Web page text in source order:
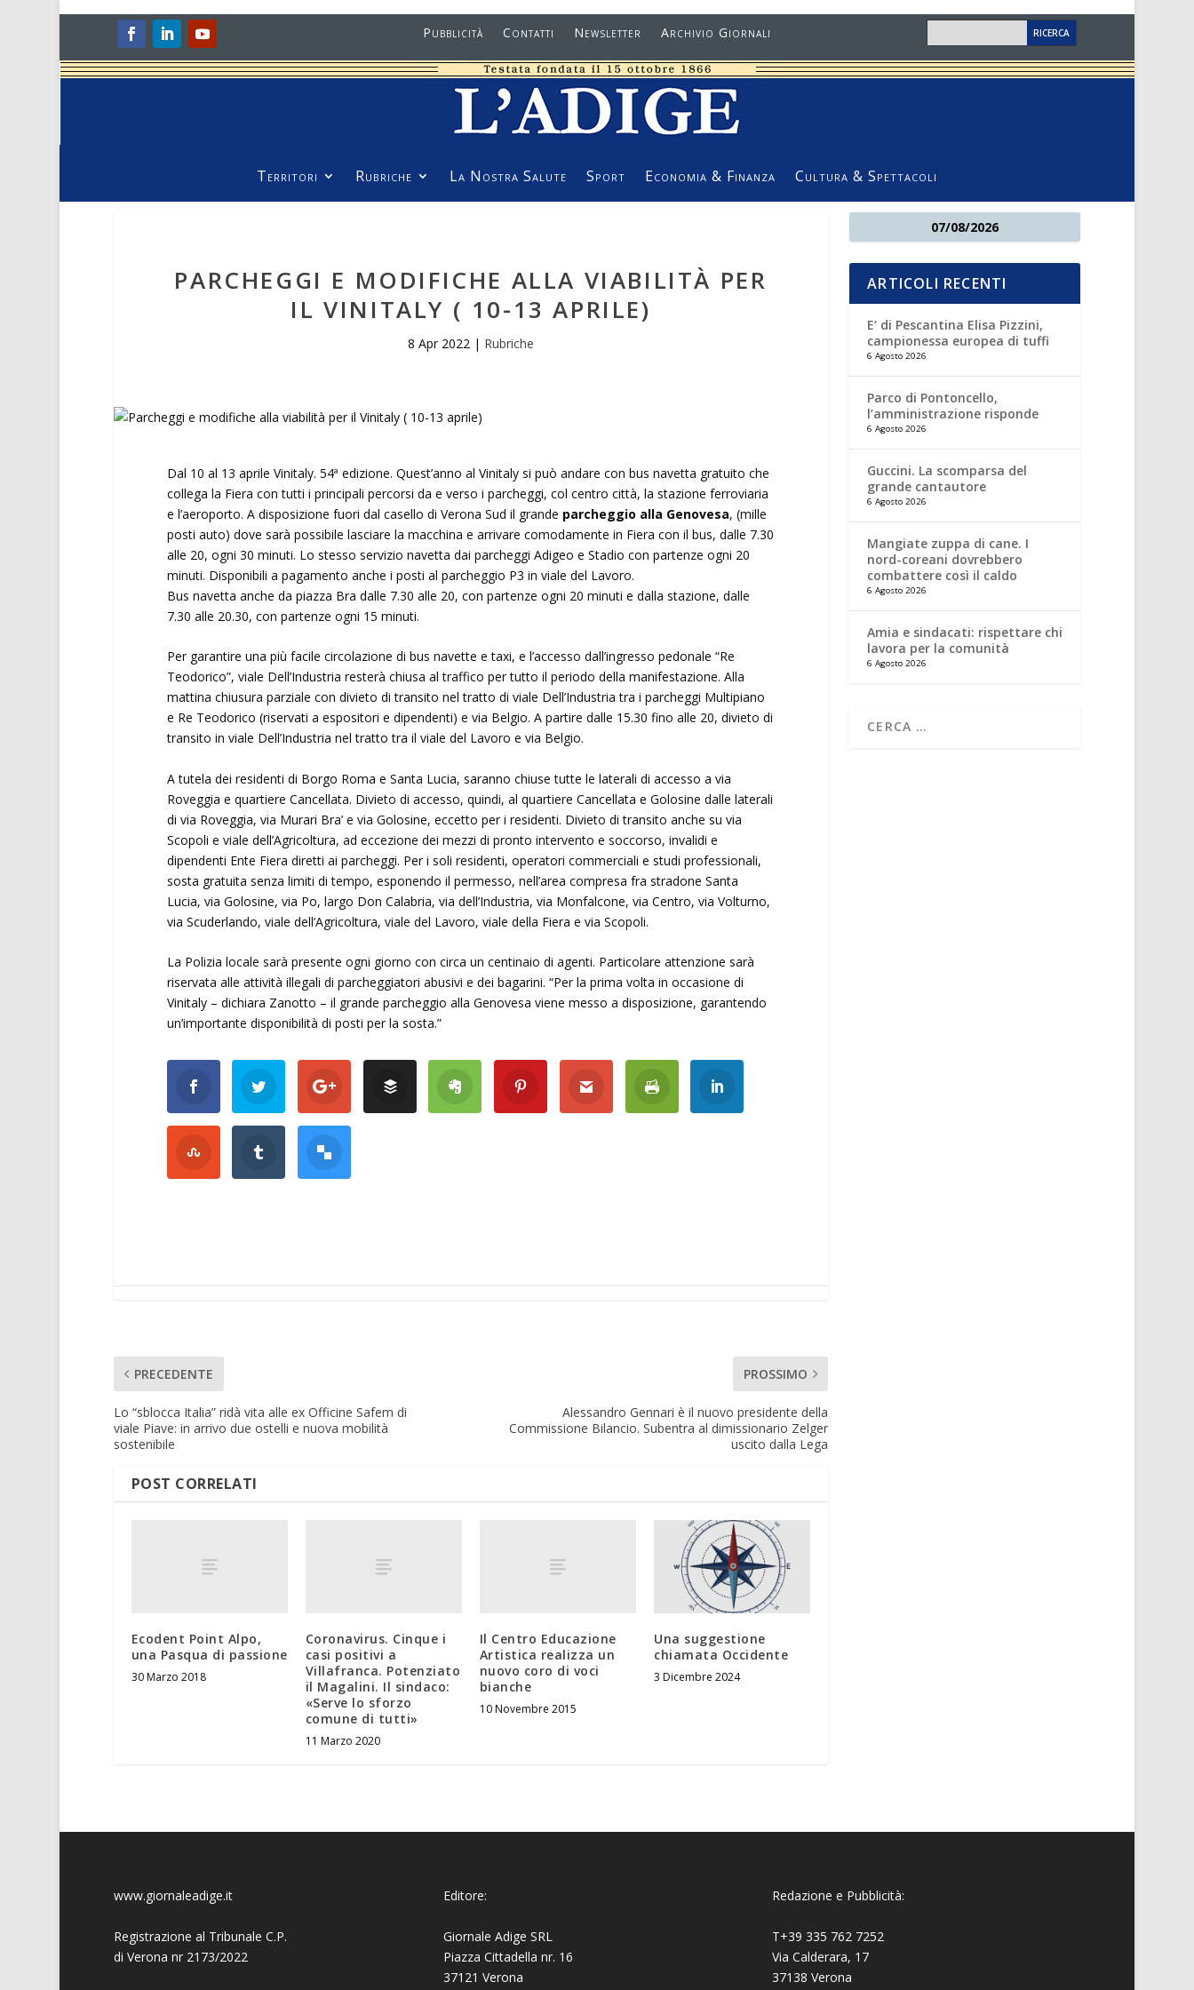
Pubblicità Contatti Newsletter Archivio Giornali
Territori Rubriche La Nostra Salute Sport Economia & Finanza Cultura & Spettacoli
PARCHEGGI E MODIFICHE ALLA VIABILITÀ PER
IL VINITALY ( 10-13 APRILE)
8 Apr 2022| Rubriche
Dal 10 al 13 aprile Vinitaly. 54ª edizione. Quest’anno al Vinitaly si può andare con bus navetta gratuito che
collega la Fiera con tutti i principali percorsi da e verso i parcheggi, col centro città, la stazione ferroviaria
e l’aeroporto. A disposizione fuori dal casello di Verona Sud il grande parcheggio alla Genovesa, (mille
posti auto) dove sarà possibile lasciare la macchina e arrivare comodamente in Fiera con il bus, dalle 7.30
alle 20, ogni 30 minuti. Lo stesso servizio navetta dai parcheggi Adigeo e Stadio con partenze ogni 20
minuti. Disponibili a pagamento anche i posti al parcheggio P3 in viale del Lavoro.
Bus navetta anche da piazza Bra dalle 7.30 alle 20, con partenze ogni 20 minuti e dalla stazione, dalle
7.30 alle 20.30, con partenze ogni 15 minuti.
Per garantire una più facile circolazione di bus navette e taxi, e l’accesso dall’ingresso pedonale “Re
Teodorico”, viale Dell’Industria resterà chiusa al traffico per tutto il periodo della manifestazione. Alla
mattina chiusura parziale con divieto di transito nel tratto di viale Dell’Industria tra i parcheggi Multipiano
e Re Teodorico (riservati a espositori e dipendenti) e via Belgio. A partire dalle 15.30 fino alle 20, divieto di
transito in viale Dell’Industria nel tratto tra il viale del Lavoro e via Belgio.
A tutela dei residenti di Borgo Roma e Santa Lucia, saranno chiuse tutte le laterali di accesso a via
Roveggia e quartiere Cancellata. Divieto di accesso, quindi, al quartiere Cancellata e Golosine dalle laterali
di via Roveggia, via Murari Bra’ e via Golosine, eccetto per i residenti. Divieto di transito anche su via
Scopoli e viale dell’Agricoltura, ad eccezione dei mezzi di pronto intervento e soccorso, invalidi e
dipendenti Ente Fiera diretti ai parcheggi. Per i soli residenti, operatori commerciali e studi professionali,
sosta gratuita senza limiti di tempo, esponendo il permesso, nell’area compresa fra stradone Santa
Lucia, via Golosine, via Po, largo Don Calabria, via dell’Industria, via Monfalcone, via Centro, via Volturno,
via Scuderlando, viale dell’Agricoltura, viale del Lavoro, viale della Fiera e via Scopoli.
La Polizia locale sarà presente ogni giorno con circa un centinaio di agenti. Particolare attenzione sarà
riservata alle attività illegali di parcheggiatori abusivi e dei bagarini. “Per la prima volta in occasione di
Vinitaly – dichiara Zanotto – il grande parcheggio alla Genovesa viene messo a disposizione, garantendo
un’importante disponibilità di posti per la sosta.”
PRECEDENTE
Lo “sblocca Italia” ridà vita alle ex Officine Safem di
viale Piave: in arrivo due ostelli e nuova mobilità
sostenibile
PROSSIMO
Alessandro Gennari è il nuovo presidente della
Commissione Bilancio. Subentra al dimissionario Zelger
uscito dalla Lega
POST CORRELATI
Ecodent Point Alpo,
una Pasqua di passione
30 Marzo 2018
Coronavirus. Cinque i
casi positivi a
Villafranca. Potenziato
il Magalini. Il sindaco:
«Serve lo sforzo
comune di tutti»
11 Marzo 2020
Il Centro Educazione
Artistica realizza un
nuovo coro di voci
bianche
10 Novembre 2015
Una suggestione
chiamata Occidente
3 Dicembre 2024
07/08/2026
ARTICOLI RECENTI
E’ di Pescantina Elisa Pizzini,
campionessa europea di tuffi
6 Agosto 2026
Parco di Pontoncello,
l’amministrazione risponde
6 Agosto 2026
Guccini. La scomparsa del
grande cantautore
6 Agosto 2026
Mangiate zuppa di cane. I
nord-coreani dovrebbero
combattere così il caldo
6 Agosto 2026
Amia e sindacati: rispettare chi
lavora per la comunità
6 Agosto 2026
www.giornaleadige.it
Registrazione al Tribunale C.P.
di Verona nr 2173/2022
Editore:
Giornale Adige SRL
Piazza Cittadella nr. 16
37121 Verona
Redazione e Pubblicità:
T+39 335 762 7252
Via Calderara, 17
37138 Verona